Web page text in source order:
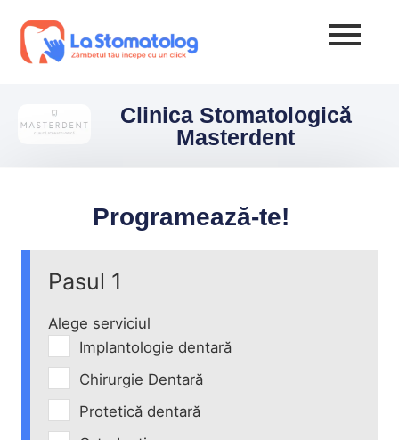
Clinica Stomatologică
Masterdent
Programează-te!
Pasul 1
Alege serviciul
Implantologie dentară
Chirurgie Dentară
Protetică dentară